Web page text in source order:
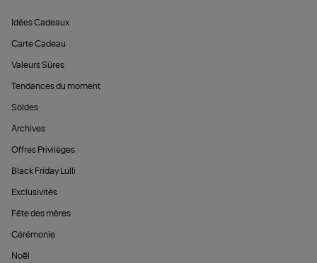
Idées Cadeaux
Carte Cadeau
Valeurs Sûres
Tendances du moment
Soldes
Archives
Offres Privilèges
Black Friday Lulli
Exclusivités
Fête des mères
Cérémonie
Noël